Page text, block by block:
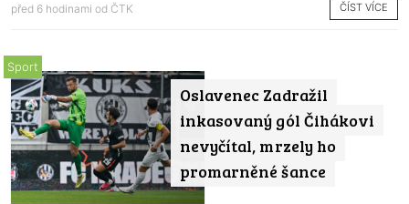
před 6 hodinami od ČTK ČÍST VÍCE
Oslavenec Zadražil
inkasovaný gól Čihákovi
nevyčítal, mrzely ho
promarněné šance
Sport